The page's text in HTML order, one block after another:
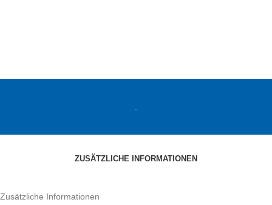
.
ZUSÄTZLICHE INFORMATIONEN
Zusätzliche Informationen